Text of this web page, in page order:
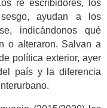
re escribidores, los
ayudan a los
indicándonos qué
o alteraron. Salvan a
política exterior, ayer
país y la diferencia